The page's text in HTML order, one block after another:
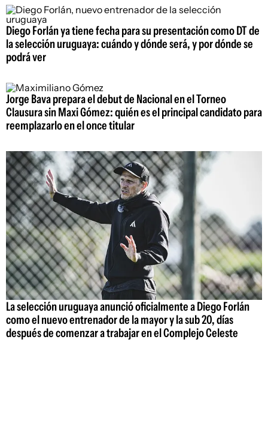
Diego Forlán ya tiene fecha para su presentación como DT de
la selección uruguaya: cuándo y dónde será, y por dónde se
podrá ver
Jorge Bava prepara el debut de Nacional en el Torneo
Clausura sin Maxi Gómez: quién es el principal candidato para
reemplazarlo en el once titular
La selección uruguaya anunció oficialmente a Diego Forlán
como el nuevo entrenador de la mayor y la sub 20, días
después de comenzar a trabajar en el Complejo Celeste